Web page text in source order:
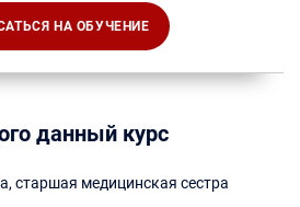
НА ОБУЧЕНИЕ
данный курс
старшая медицинская сестра